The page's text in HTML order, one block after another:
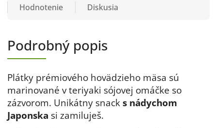
Hodnotenie Diskusia
Podrobný popis
Plátky prémiového hovädzieho mäsa sú
marinované v teriyaki sójovej omáčke so
zázvorom. Unikátny snack s nádychom
Japonska si zamiluješ.